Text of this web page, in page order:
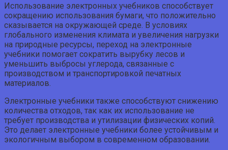
Использование электронных учебников способствует
сокращению использования бумаги, что положительно
сказывается на окружающей среде. В условиях
глобального изменения климата и увеличения нагрузки
на природные ресурсы, переход на электронные
учебники помогает сократить вырубку лесов и
уменьшить выбросы углерода, связанные с
производством и транспортировкой печатных
материалов.
Электронные учебники также способствуют снижению
количества отходов, так как их использование не
требует производства и утилизации физических копий.
Это делает электронные учебники более устойчивым и
экологичным выбором в современном образовании.